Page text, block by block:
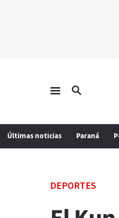
Últimas noticias Paraná
DEPORTES